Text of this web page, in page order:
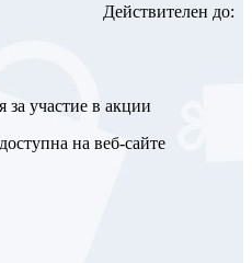
Действителен до:
за участие в акции
на веб-сайте